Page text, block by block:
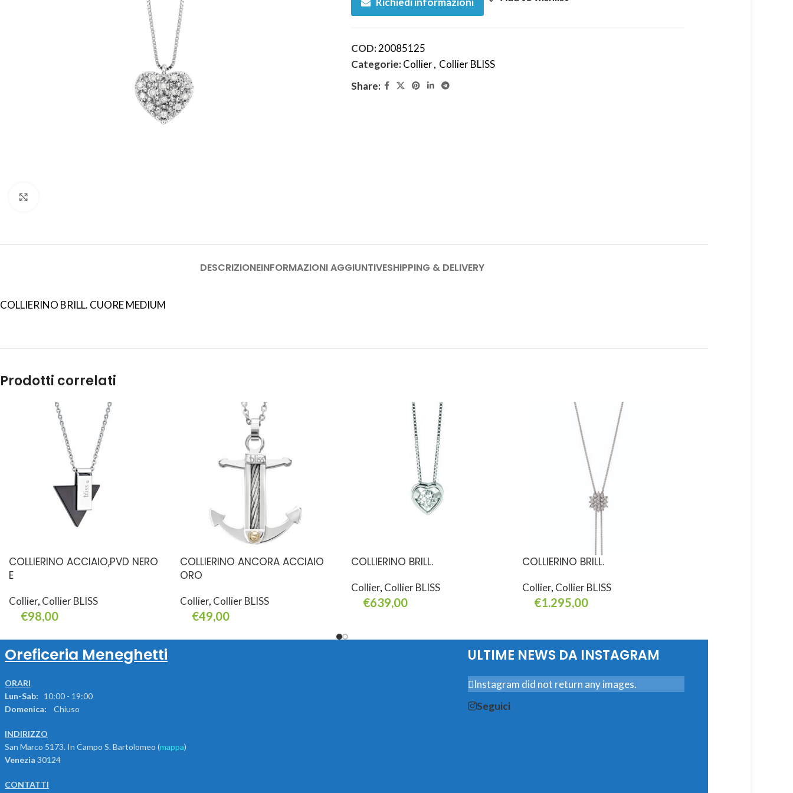
COD:20085125
Categorie:Collier, Collier BLISS
Share:
DESCRIZIONEINFORMAZIONI AGGIUNTIVESHIPPING & DELIVERY
COLLIERINO BRILL. CUORE MEDIUM
Prodotti correlati
COLLIERINO ACCIAIO,PVD NERO
E
Collier, Collier BLISS
€98,00
COLLIERINO ANCORA ACCIAIO
ORO
Collier, Collier BLISS
€49,00
COLLIERINO BRILL.
Collier, Collier BLISS
€639,00
COLLIERINO BRILL.
Collier, Collier BLISS
€1.295,00
Oreficeria Meneghetti
ORARI
Lun-Sab: 10:00 - 19:00
Domenica:
Chiuso
INDIRIZZO
San Marco 5173. In Campo S. Bartolomeo (mappa)
Venezia 30124
CONTATTI
ULTIME NEWS DA INSTAGRAM
Instagram did not return any images.
Seguici